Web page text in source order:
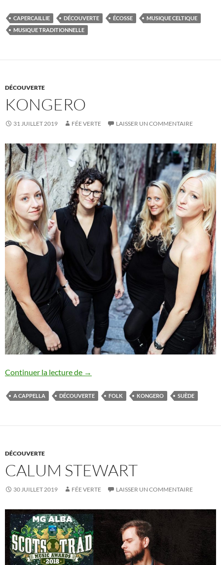
CAPERCAILLIE DÉCOUVERTE ÉCOSSE
MUSIQUE CELTIQUE
MUSIQUE TRADITIONNELLE
DÉCOUVERTE
KONGERO
31 JUILLET 2019 FÉE VERTE LAISSER UN COMMENTAIRE
Continuer la lecture de Kongero
→
A CAPPELLA DÉCOUVERTE FOLK KONGERO SUÈDE
DÉCOUVERTE
CALUM STEWART
30 JUILLET 2019 FÉE VERTE LAISSER UN COMMENTAIRE